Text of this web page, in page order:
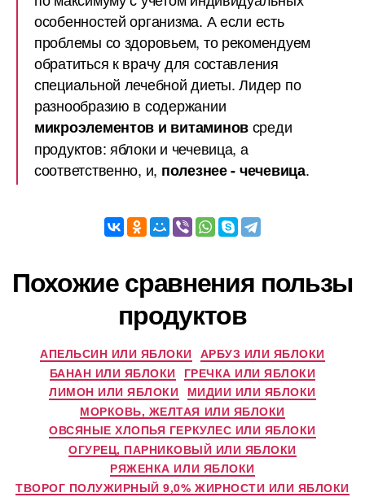
особенностей организма. А если есть
проблемы со здоровьем, то рекомендуем
обратиться к врачу для составления
специальной лечебной диеты. Лидер по
разнообразию в содержании
микроэлементов и витаминовсреди
продуктов: яблоки и чечевица, а
соответственно, и, полезнее - чечевица.
Похожие сравнения пользы
продуктов
АПЕЛЬСИН ИЛИ ЯБЛОКИ АРБУЗ ИЛИ ЯБЛОКИ
БАНАН ИЛИ ЯБЛОКИ ГРЕЧКА ИЛИ ЯБЛОКИ
ЛИМОН ИЛИ ЯБЛОКИ МИДИИ ИЛИ ЯБЛОКИ
МОРКОВЬ, ЖЕЛТАЯ ИЛИ ЯБЛОКИ
ОВСЯНЫЕ ХЛОПЬЯ ГЕРКУЛЕС ИЛИ ЯБЛОКИ
ОГУРЕЦ, ПАРНИКОВЫЙ ИЛИ ЯБЛОКИ
РЯЖЕНКА ИЛИ ЯБЛОКИ
ТВОРОГ ПОЛУЖИРНЫЙ 9,0% ЖИРНОСТИ ИЛИ ЯБЛОКИ